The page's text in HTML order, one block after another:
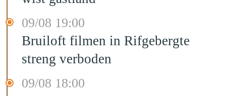
09/08 19:00
Bruiloft filmen in Rifgebergte
streng verboden
09/08 18:00